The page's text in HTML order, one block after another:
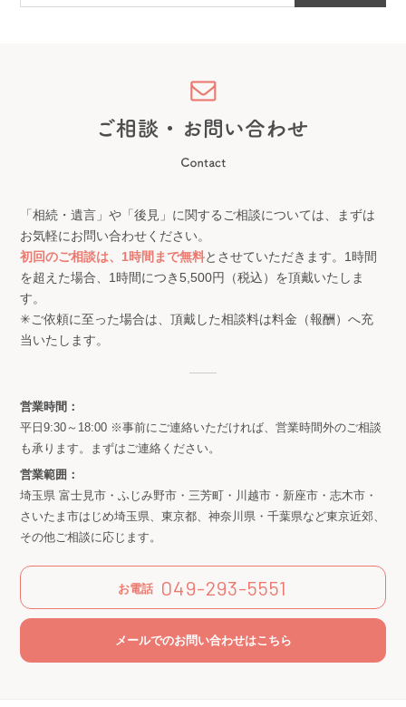
「相続・遺言」や「後見」に関するご相談については、まずは
お気軽にお問い合わせください。
初回のご相談は、1時間まで無料とさせていただきます。1時間
を超えた場合、1時間につき5,500円（税込）を頂戴いたしま
す。
✳︎ご依頼に至った場合は、頂戴した相談料は料金（報酬）へ充
当いたします。
営業時間：
平日9:30～18:00 ※事前にご連絡いただければ、営業時間外のご相談
も承ります。まずはご連絡ください。
営業範囲：
埼玉県 富士見市・ふじみ野市・三芳町・川越市・新座市・志木市・
さいたま市はじめ埼玉県、東京都、神奈川県・千葉県など東京近郊、
その他ご相談に応じます。
お電話 049-293-5551
メールでのお問い合わせはこちら